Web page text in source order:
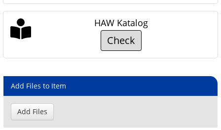
HAW Katalog
Check
Add Files to Item